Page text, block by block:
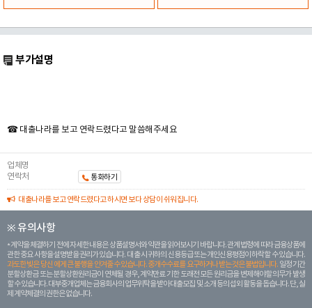
부가설명
☎ 대출나라를 보고 연락드렸다고 말씀해주세요
업체명
연락처
통화하기
대출나라를 보고 연락드렸다고 하시면 보다 상담이 쉬워집니다.
※ 유의사항
계약을 체결하기 전에 자세한 내용은 상품설명서와 약관을 읽어보시기 바랍니다. 관계 법령에 따라 금융상품에
관한 중요 사항을 설명받을 권리가 있습니다. 대 출 시 귀하의 신용등급 또는 개인신용평점이 하락할 수 있습니다.
과도한 빚은 당신 에게 큰 불행을 안겨줄 수 있습니다. 중개수수료를 요구하거나 받는 것은 불법입니다. 일정 기간
분할상환금 또는 분할상환원리금이 연체될 경우, 계약만료 기한 도래전 모든 원리금을 변제해야할 의무가 발생
할 수 있습니다. 대부중개업체는 금융회사의 업무위탁을 받아 대출모집 및 소개 등의 섭외 활동을 돕습니다. 단, 실
제 계약체결의 권한은 없습니다.